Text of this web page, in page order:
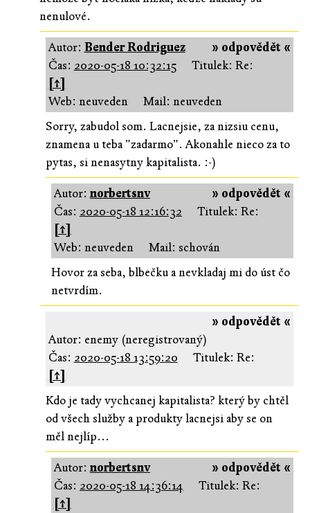
nenulové.
» odpovědět «
Autor: Bender Rodriguez
Čas: 2020-05-18 10:32:15
Titulek: Re:
[↑]
Web: neuveden
Mail: neuveden
Sorry, zabudol som. Lacnejsie, za nizsiu cenu,
znamena u teba "zadarmo". Akonahle nieco za to
pytas, si nenasytny kapitalista. :-)
» odpovědět «
Autor:norbertsnv
Čas: 2020-05-18 12:16:32
Titulek: Re:
[↑]
Web: neuveden
Mail: schován
Hovor za seba, blbečku a nevkladaj mi do úst čo
netvrdím.
» odpovědět «
Autor: enemy (neregistrovaný)
Čas: 2020-05-18 13:59:20
Titulek: Re:
[↑]
Kdo je tady vychcanej kapitalista? který by chtěl
od všech služby a produkty lacnejsi aby se on
měl nejlíp...
» odpovědět «
Autor:norbertsnv
Čas: 2020-05-18 14:36:14
Titulek: Re:
[↑]